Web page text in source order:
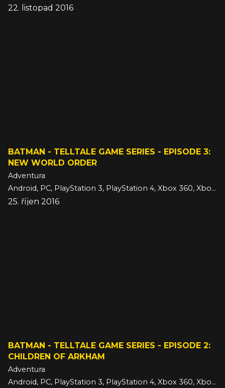
22. listopad 2016
BATMAN - TELLTALE GAME SERIES - EPISODE 3:
NEW WORLD ORDER
Adventura
Android, PC, PlayStation 3, PlayStation 4, Xbox 360, Xbox One, iOS
25. říjen 2016
BATMAN - TELLTALE GAME SERIES - EPISODE 2:
CHILDREN OF ARKHAM
Adventura
Android, PC, PlayStation 3, PlayStation 4, Xbox 360, Xbox One, iOS